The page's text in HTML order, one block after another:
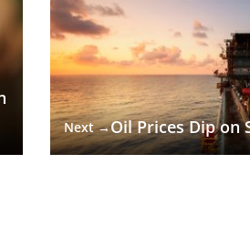
Next →Oil Prices Dip on